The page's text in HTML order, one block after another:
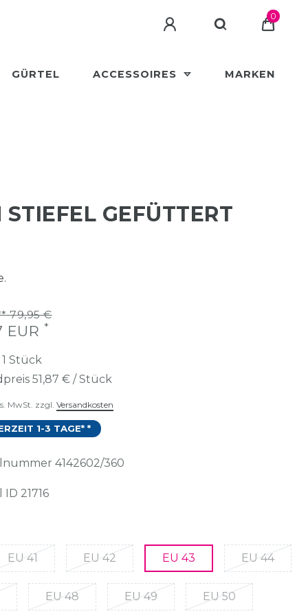
0
GÜRTEL ACCESSOIRES MARKEN
GEFÜTTERT
79,95 €
EUR *
1 Stück
51,87 € / Stück
MwSt. zzgl. Versandkosten
1-3 TAGE* *
4142602/360
ID 21716
EU 41 EU 42 EU 43 EU 44
EU 48 EU 49 EU 50